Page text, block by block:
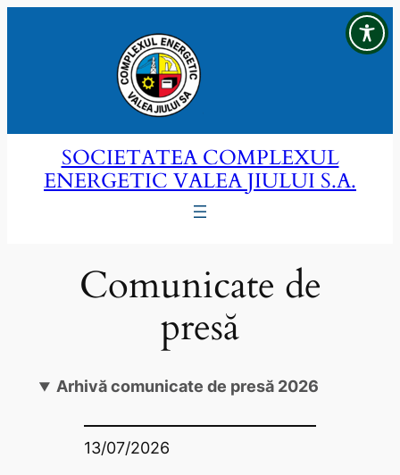
SOCIETATEA COMPLEXUL
ENERGETIC VALEA JIULUI S.A.
Comunicate de
presă
Arhivă comunicate de presă 2026
13/07/2026